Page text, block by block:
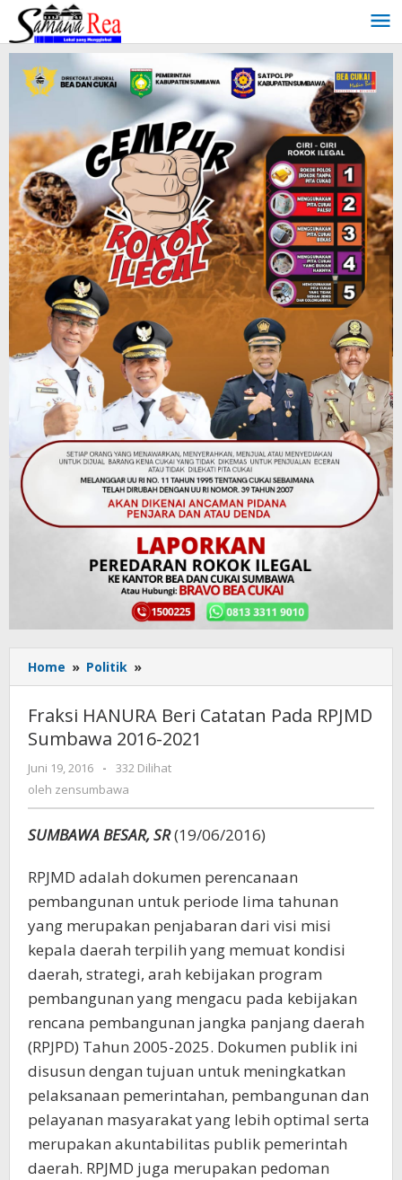
Lewati
konten
Home » Politik »
HANURA
Catatan
Pada
RPJMD
Fraksi HANURA Beri Catatan Pada RPJMD
Sumbawa 2016-2021
Juni 19, 2016
oleh
zensumbawa
-
332 Dilihat
oleh zensumbawa
SUMBAWA BESAR, SR(19/06/2016)
RPJMD adalah dokumen perencanaan
pembangunan untuk periode lima tahunan
yang merupakan penjabaran dari visi misi
kepala daerah terpilih yang memuat kondisi
daerah, strategi, arah kebijakan program
pembangunan yang mengacu pada kebijakan
rencana pembangunan jangka panjang daerah
(RPJPD) Tahun 2005-2025. Dokumen publik ini
disusun dengan tujuan untuk meningkatkan
pelaksanaan pemerintahan, pembangunan dan
pelayanan masyarakat yang lebih optimal serta
merupakan akuntabilitas publik pemerintah
daerah. RPJMD juga merupakan pedoman